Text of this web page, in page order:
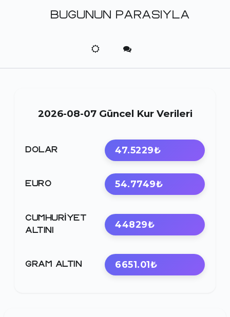
BUGUNUN PARASIYLA
2026-08-07 Güncel Kur Verileri
DOLAR 47.5229₺
EURO 54.7749₺
CUMHURIYET
ALTINI
44829₺
GRAM ALTIN 6651.01₺